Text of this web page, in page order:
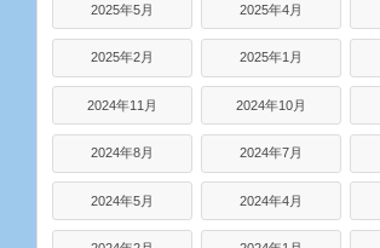
2025年5月 2025年4月
2025年2月 2025年1月
2024年11月 2024年10月
2024年8月 2024年7月
2024年5月 2024年4月